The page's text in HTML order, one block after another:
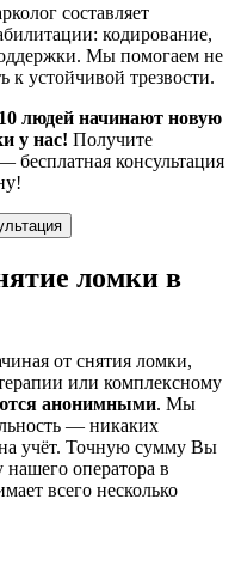
составляет
кодирование,
Мы помогаем не
к устойчивой трезвости.
людей начинают новую
у нас! Получите
консультация
ломки в
от снятия ломки,
или комплексному
анонимными. Мы
— никаких
учёт. Точную сумму Вы
нашего оператора в
всего несколько